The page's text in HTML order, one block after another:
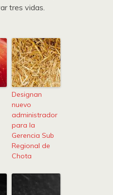
tres vidas.
Designan
nuevo
administrador
para la
Gerencia Sub
Regional de
Chota